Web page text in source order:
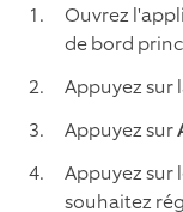
Ouvrez
de bord
Appuyez sur
Appuyez sur
Appuyez sur
souhaitez